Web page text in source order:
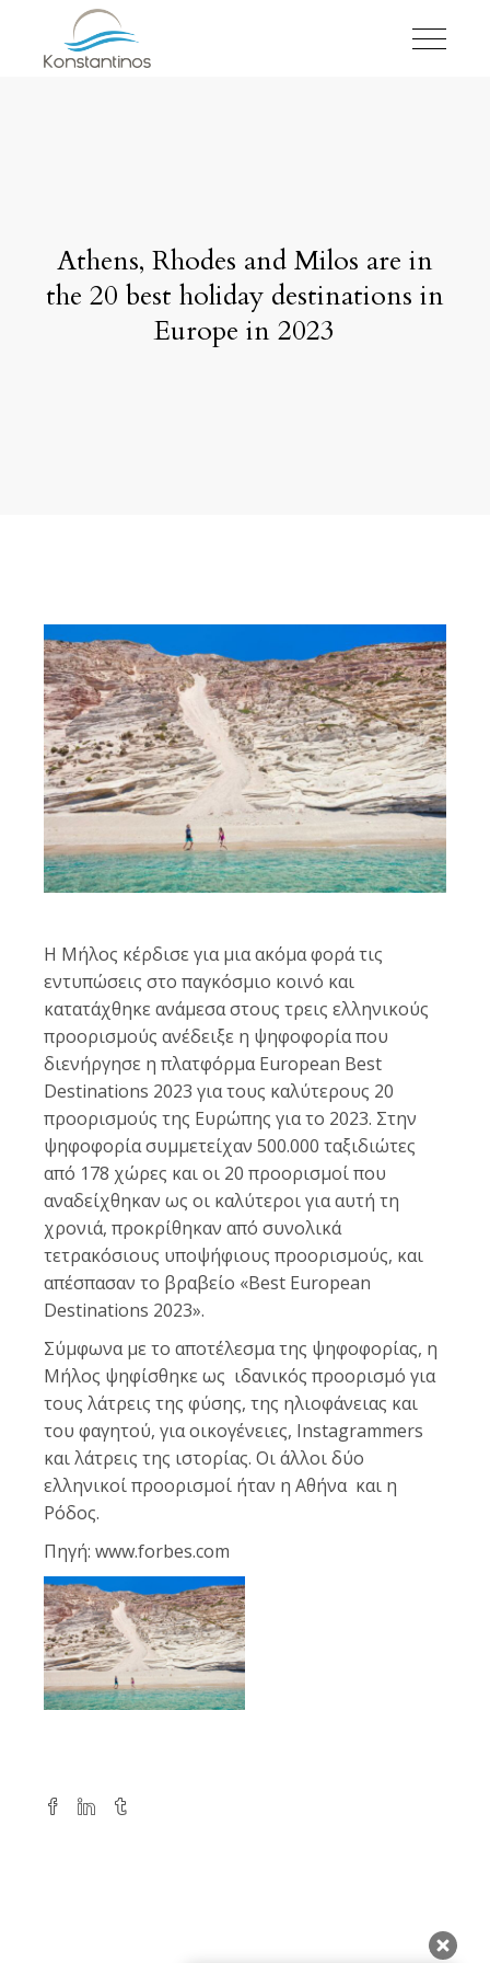
Athens, Rhodes and Milos are in
the 20 best holiday destinations in
Europe in 2023
Η Μήλος κέρδισε για μια ακόμα φορά τις
εντυπώσεις στο παγκόσμιο κοινό και
κατατάχθηκε ανάμεσα στους τρεις ελληνικούς
προορισμούς ανέδειξε η ψηφοφορία που
διενήργησε η πλατφόρμα European Best
Destinations 2023 για τους καλύτερους 20
προορισμούς της Ευρώπης για το 2023. Στην
ψηφοφορία συμμετείχαν 500.000 ταξιδιώτες
από 178 χώρες και οι 20 προορισμοί που
αναδείχθηκαν ως οι καλύτεροι για αυτή τη
χρονιά, προκρίθηκαν από συνολικά
τετρακόσιους υποψήφιους προορισμούς, και
απέσπασαν το βραβείο «Best European
Destinations 2023».
Σύμφωνα με το αποτέλεσμα της ψηφοφορίας, η
Μήλος ψηφίσθηκε ως ιδανικός προορισμό για
τους λάτρεις της φύσης, της ηλιοφάνειας και
του φαγητού, για οικογένειες, Instagrammers
και λάτρεις της ιστορίας. Οι άλλοι δύο
ελληνικοί προορισμοί ήταν η Αθήνα και η
Ρόδος.
Πηγή: www.forbes.com